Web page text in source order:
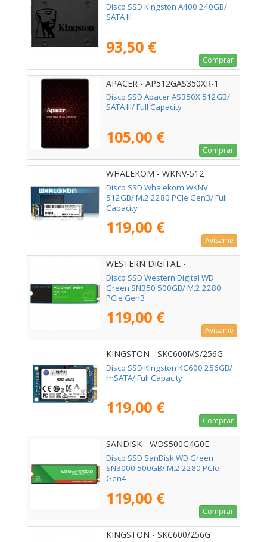
Disco SSD Kingston A400 240GB/
SATA III
93,50 €
Comprar
APACER - AP512GAS350XR-1
Disco SSD Apacer AS350X 512GB/
SATA III/ Full Capacity
105,00 €
Comprar
WHALEKOM - WKNV-512
Disco SSD Whalekom WKNV
512GB/ M.2 2280 PCIe Gen3/ Full
Capacity
119,00 €
Avísame
WESTERN DIGITAL -
WDS500G2G0C
Disco SSD Western Digital WD
Green SN350 500GB/ M.2 2280
PCIe Gen3
119,00 €
Avísame
KINGSTON - SKC600MS/256G
Disco SSD Kingston KC600 256GB/
mSATA/ Full Capacity
119,00 €
Comprar
SANDISK - WDS500G4G0E
Disco SSD SanDisk WD Green
SN3000 500GB/ M.2 2280 PCIe
Gen4
119,00 €
Comprar
KINGSTON - SKC600/256G